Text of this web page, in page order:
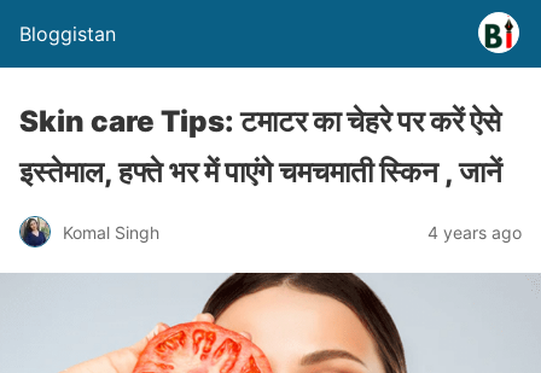
Bloggistan
Skin care Tips: टमाटर का चेहरे पर करें ऐसे
इस्तेमाल, हफ्ते भर में पाएंगे चमचमाती स्किन , जानें
Komal Singh 4 years ago